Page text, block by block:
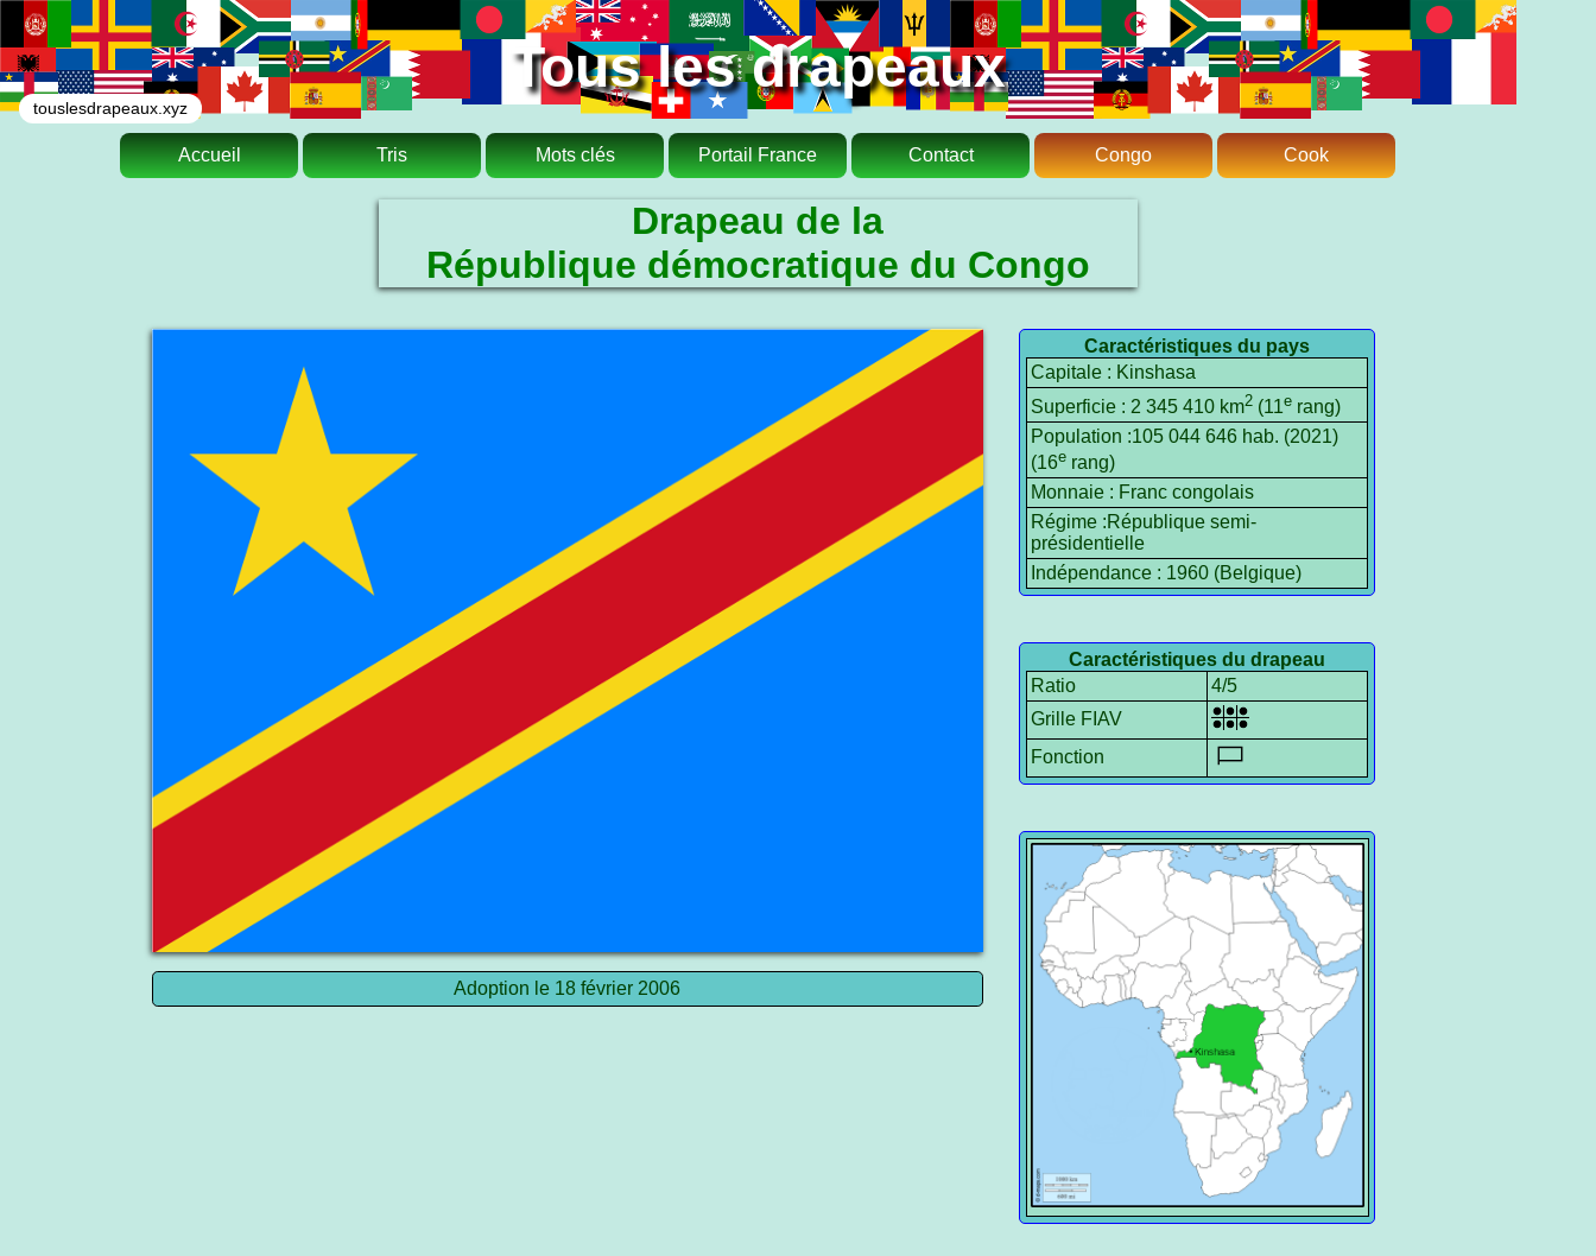
Tous les drapeaux
touslesdrapeaux.xyz
Accueil Tris Mots clés Portail France Contact Congo Cook
Drapeau de la
République démocratique du Congo
Adoption le 18 février 2006
Caractéristiques du pays
Capitale : Kinshasa
Superficie : 2 345 410 km2(11erang)
Population :105 044 646 hab. (2021)
(16erang)
Monnaie : Franc congolais
Régime :République semi-
présidentielle
Indépendance : 1960 (Belgique)
Caractéristiques du drapeau
Ratio
4/5
Grille FIAV
Fonction